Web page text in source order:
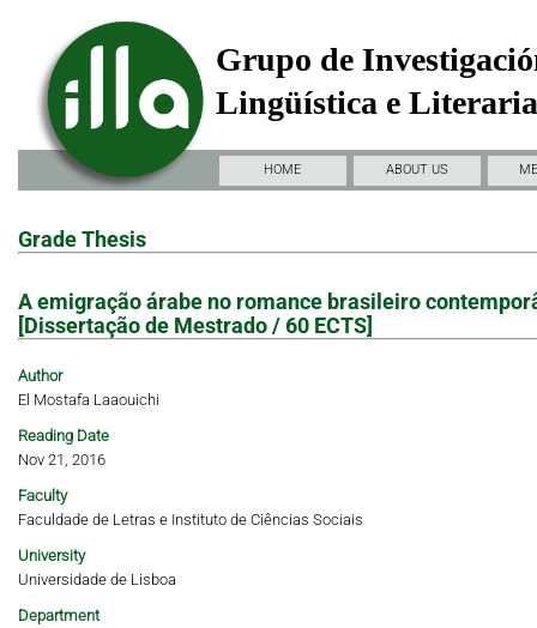
Grupo de
Lingüística e
HOME ABOUT US
Grade Thesis
A emigração árabe no romance brasileiro
[Dissertação de Mestrado / 60 ECTS]
Author
El Mostafa Laaouichi
Reading Date
Nov 21, 2016
Faculty
Faculdade de Letras e Instituto de Ciências Sociais
University
Universidade de Lisboa
Department